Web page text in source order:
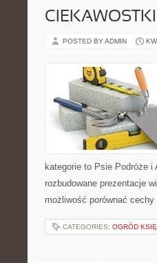
POSTED BY ADMIN
kategorie to Psie Podróże
rozbudowane prezentacje
możliwość porównać
CATEGORIES: OGRÓD